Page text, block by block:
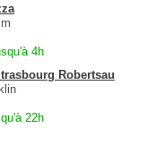
4h
Robertsau
22h